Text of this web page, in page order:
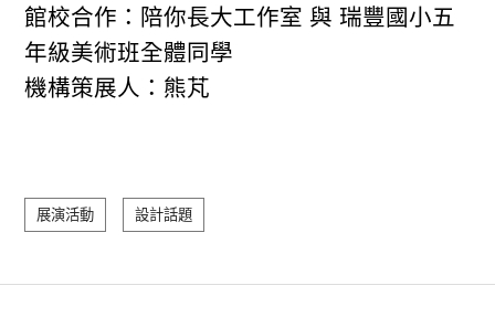
館校合作：陪你長大工作室 與 瑞豐國小五
年級美術班全體同學
機構策展人：熊芃
展演活動 設計話題